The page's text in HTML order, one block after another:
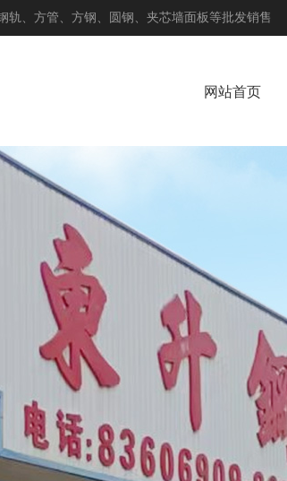
、方管、方钢、圆钢、夹芯墙面板等批发销售
网站首页